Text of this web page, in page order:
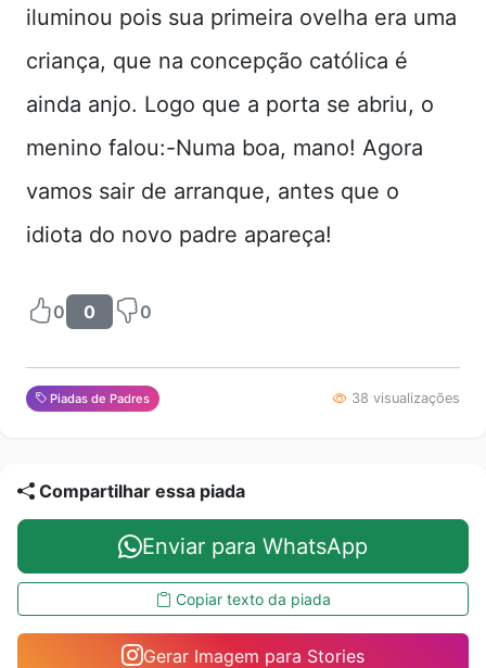
iluminou pois sua primeira ovelha era uma
criança, que na concepção católica é
ainda anjo. Logo que a porta se abriu, o
menino falou:-Numa boa, mano! Agora
vamos sair de arranque, antes que o
idiota do novo padre apareça!
0 0 0
Piadas de Padres 38 visualizações
Compartilhar essa piada
Enviar para WhatsApp
Copiar texto da piada
Gerar Imagem para Stories